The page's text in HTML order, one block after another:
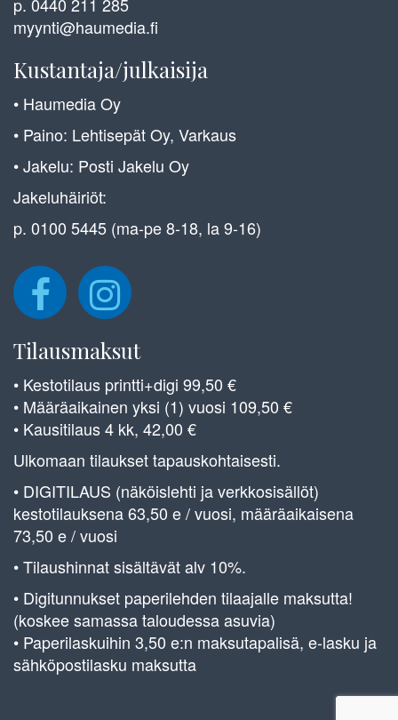
p. 0440 211 285
myynti@haumedia.fi
Kustantaja/julkaisija
• Haumedia Oy
• Paino: Lehtisepät Oy, Varkaus
• Jakelu: Posti Jakelu Oy
Jakeluhäiriöt:
p. 0100 5445 (ma-pe 8-18, la 9-16)
Tilausmaksut
• Kestotilaus printti+digi 99,50 €
• Määräaikainen yksi (1) vuosi 109,50 €
• Kausitilaus 4 kk, 42,00 €
Ulkomaan tilaukset tapauskohtaisesti.
• DIGITILAUS (näköislehti ja verkkosisällöt)
kestotilauksena 63,50 e / vuosi, määräaikaisena
73,50 e / vuosi
• Tilaushinnat sisältävät alv 10%.
• Digitunnukset paperilehden tilaajalle maksutta!
(koskee samassa taloudessa asuvia)
• Paperilaskuihin 3,50 e:n maksutapalisä, e-lasku ja
sähköpostilasku maksutta